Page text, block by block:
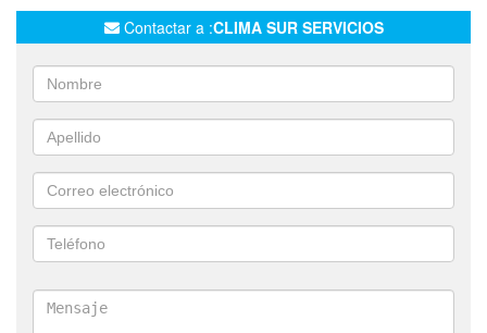
Contactar a :CLIMA SUR SERVICIOS